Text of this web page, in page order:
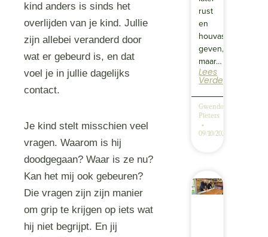
kind anders is sinds het
overlijden van je kind. Jullie
zijn allebei veranderd door
wat er gebeurd is, en dat
voel je in jullie dagelijks
contact.
Je kind stelt misschien veel
vragen. Waarom is hij
doodgegaan? Waar is ze nu?
Kan het mij ook gebeuren?
Die vragen zijn zijn manier
om grip te krijgen op iets wat
hij niet begrijpt. En jij
rust
en
houvast
geven,
maar…
Lees
Verder
Gwendolyn
Pieters
09/10/2025